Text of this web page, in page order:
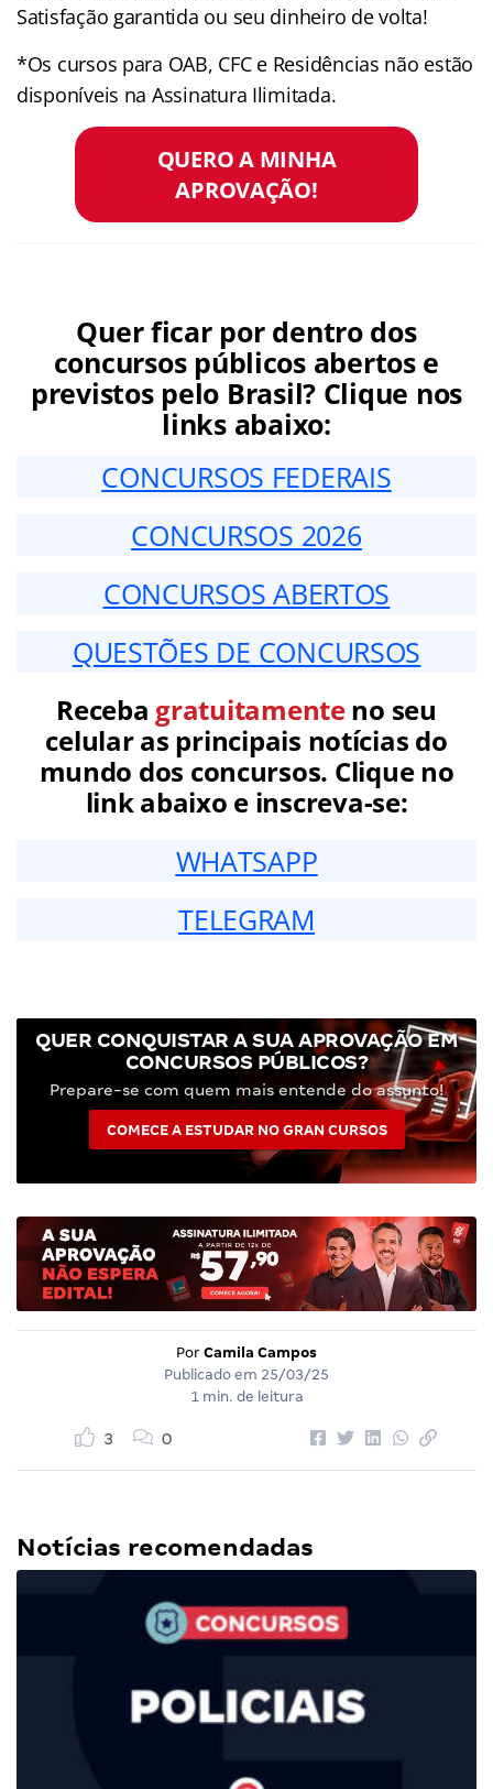
Satisfação garantida ou seu dinheiro de volta!
*Os cursos para OAB, CFC e Residências não estão
disponíveis na Assinatura Ilimitada.
QUERO A MINHA
APROVAÇÃO!
Quer ficar por dentro dos
concursos públicos abertos e
previstos pelo Brasil? Clique nos
links abaixo:
CONCURSOS FEDERAIS
CONCURSOS 2026
CONCURSOS ABERTOS
QUESTÕES DE CONCURSOS
Receba gratuitamenteno seu
celular as principais notícias do
mundo dos concursos. Clique no
link abaixo e inscreva-se:
WHATSAPP
TELEGRAM
QUER CONQUISTAR A SUA APROVAÇÃO EM
CONCURSOS PÚBLICOS?
Prepare-se com quem mais entende do assunto!
COMECE A ESTUDAR NO GRAN CURSOS
Por Camila Campos
Publicado em 25/03/25
1 min. de leitura
3 0
Notícias recomendadas